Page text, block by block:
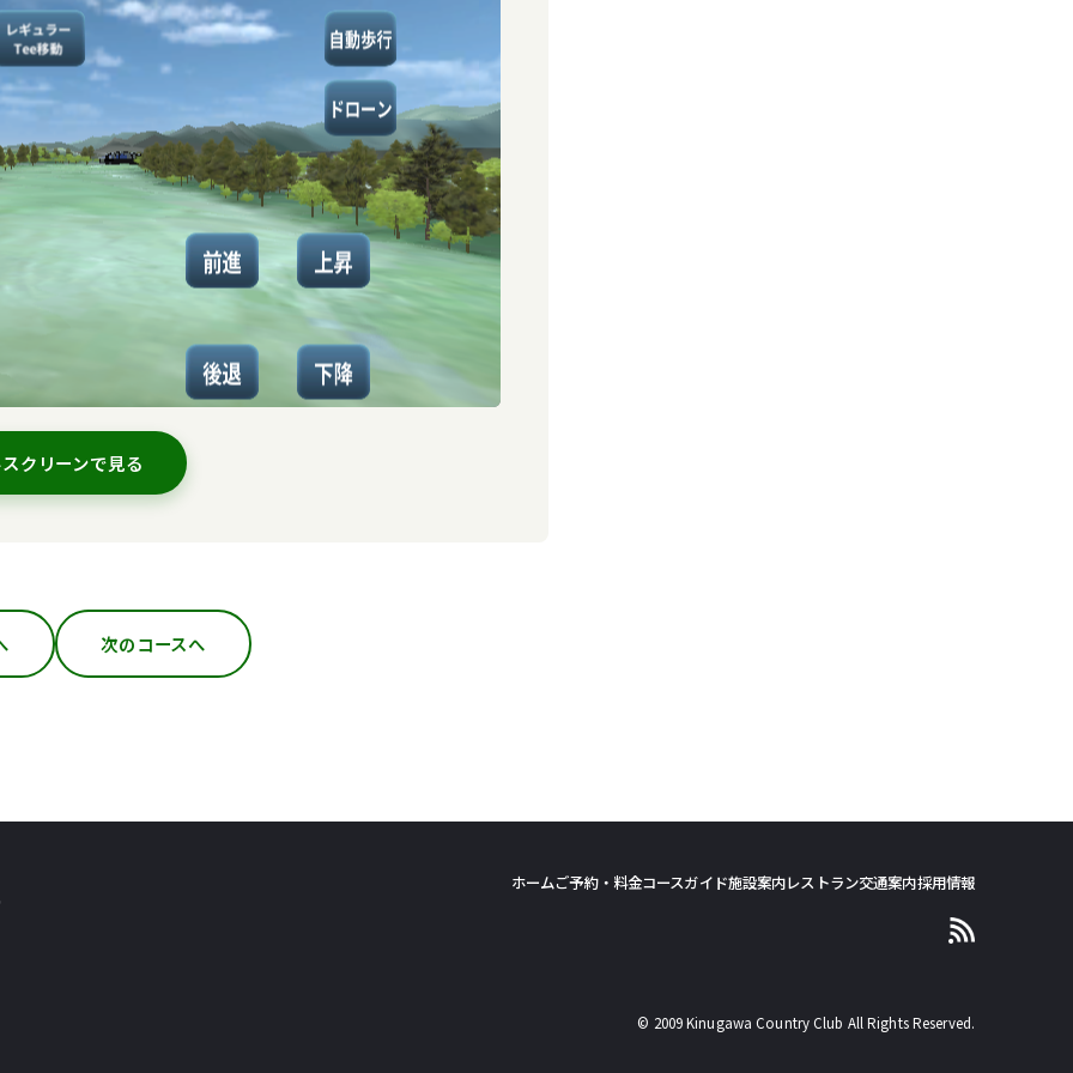
クリーンで見る
次のコースへ
ホームご予約・料金コースガイド施設案内レストラン交通案内採用情報
© 2009 Kinugawa Country Club All Rights Reserved.